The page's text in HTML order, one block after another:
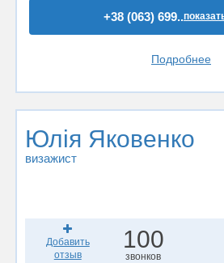
+38 (063) 699..
Подробнее
Юлія Яковенко
визажист
Добавить
отзыв
100
звонков